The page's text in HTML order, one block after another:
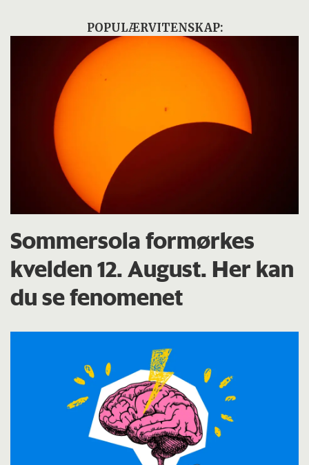
POPULÆRVITENSKAP:
Sommersola formørkes
kvelden 12. August. Her kan
du se fenomenet